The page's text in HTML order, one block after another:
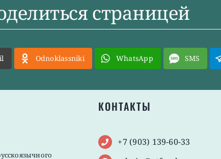
страницей
Odnoklassniki WhatsApp SMS
КОНТАКТЫ
+7 (903) 139-60-33